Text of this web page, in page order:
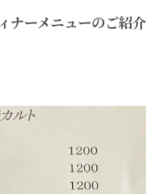
ナーメニューのご紹介